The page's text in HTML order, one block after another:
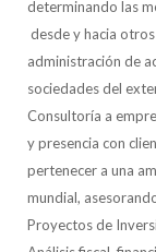
determinando las
desde y hacia
administración de
sociedades del
Consultoría a
y presencia con
pertenecer a una
mundial,
Proyectos de